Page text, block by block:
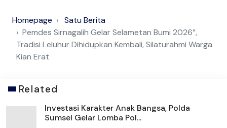
Homepage
Satu Berita
Pemdes Sirnagalih Gelar Selametan Bumi 2026”,
Tradisi Leluhur Dihidupkan Kembali, Silaturahmi Warga
Kian Erat
Related
Investasi Karakter Anak Bangsa, Polda
Sumsel Gelar Lomba Pol...